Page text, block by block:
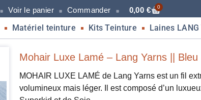
Voir le panier Commander 0,00 € 0
Matériel teinture Kits Teinture Laines LANG
Mohair Luxe Lamé – Lang Yarns ||
MOHAIR LUXE LAMÉ de Lang Yarns est un fil
volumineux mais léger. Il est composé d’un